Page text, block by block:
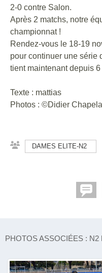
2-0 contre Salon.
Après 2 matchs, notre
championnat !
Rendez-vous le 18-19
pour continuer une série
tient maintenant depuis 6
Texte : mattias
Photos : ©️Didier
DAMES ELITE-N2
PHOTOS ASSOCIÉES :